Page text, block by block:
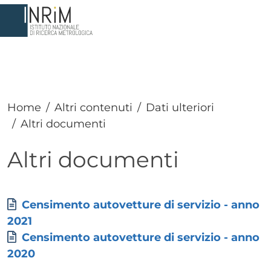
Salta al contenuto principale
Home Altri contenuti
Dati ulteriori
Altri documenti
Altri documenti
Paragrafo
Allegati
Documento
Censimento autovetture di servizio - anno
2021
Documento
Censimento autovetture di servizio - anno
2020